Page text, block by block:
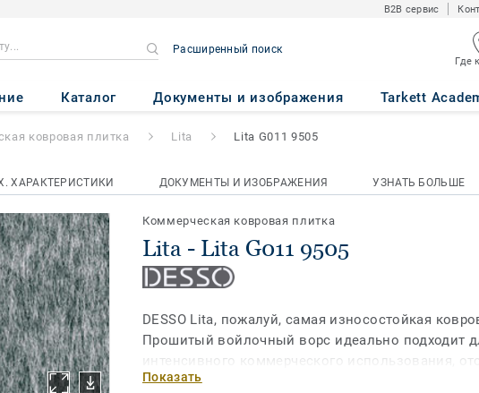
B2B сервис
Расширенный поиск
Где
Каталог Документы и изображения Tarkett
ковровая плитка Lita Lita G011 9505
ХАРАКТЕРИСТИКИ ДОКУМЕНТЫ И ИЗОБРАЖЕНИЯ УЗНАТЬ БОЛЬШЕ
Коммерческая ковровая плитка
Lita - Lita G011 9505
DESSO Lita, пожалуй, самая износостойкая
Прошитый войлочный ворс идеально подходит
интенсивного коммерческого использования,
популярность на рынке недвижимости, на
Показать